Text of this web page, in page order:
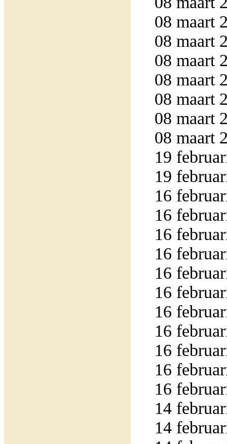
08 maart
08 maart
08 maart
08 maart
08 maart
08 maart
08 maart
19
19
16
16
16
16
16
16
16
16
16
16
16
14
14